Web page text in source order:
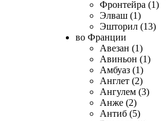
Фронтейра (1)
Элваш (1)
Эшторил (13)
во Франции
Авезан (1)
Авиньон (1)
Амбуаз (1)
Англет (2)
Ангулем (3)
Анже (2)
Антиб (5)